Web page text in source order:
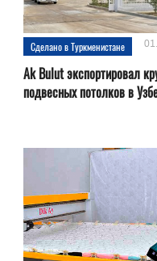
Сделано в Туркменистане
Ak Bulut экспортировал
подвесных потолков в